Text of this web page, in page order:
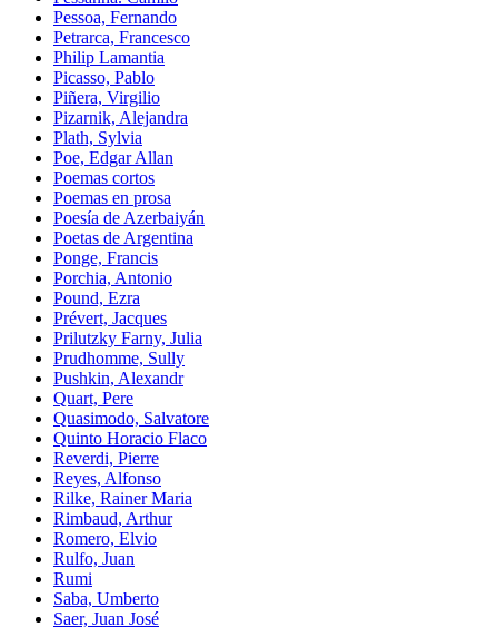
Pessoa, Fernando
Petrarca, Francesco
Philip Lamantia
Picasso, Pablo
Piñera, Virgilio
Pizarnik, Alejandra
Plath, Sylvia
Poe, Edgar Allan
Poemas cortos
Poemas en prosa
Poesía de Azerbaiyán
Poetas de Argentina
Ponge, Francis
Porchia, Antonio
Pound, Ezra
Prévert, Jacques
Prilutzky Farny, Julia
Prudhomme, Sully
Pushkin, Alexandr
Quart, Pere
Quasimodo, Salvatore
Quinto Horacio Flaco
Reverdi, Pierre
Reyes, Alfonso
Rilke, Rainer Maria
Rimbaud, Arthur
Romero, Elvio
Rulfo, Juan
Rumi
Saba, Umberto
Saer, Juan José